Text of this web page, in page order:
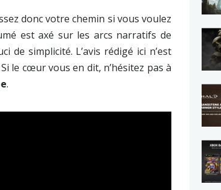
donc votre chemin si vous voulez
est axé sur les arcs narratifs de
de simplicité. L’avis rédigé ici n’est
le cœur vous en dit, n’hésitez pas à
.